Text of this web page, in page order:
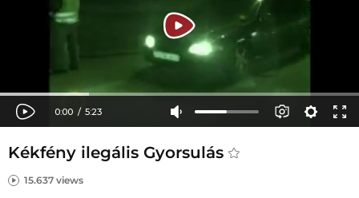
Kékfény ilegális Gyorsulás
15.637 views